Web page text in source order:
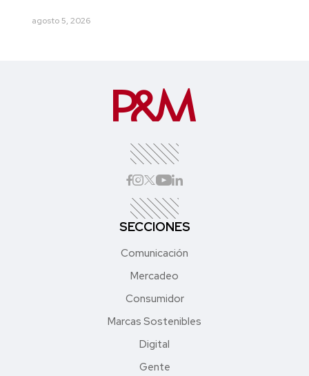
agosto 5, 2026
SECCIONES
Comunicación
Mercadeo
Consumidor
Marcas Sostenibles
Digital
Gente